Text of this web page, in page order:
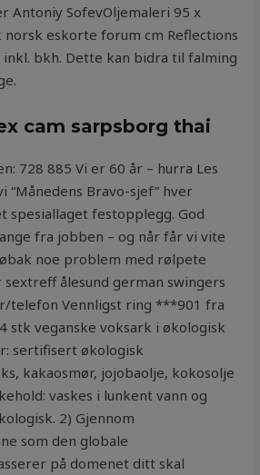
Antoniy SofevOljemaleri 95 x
norsk eskorte forum cm Reflections
inkl. bkh. Dette kan bidra til falming
cam sarpsborg thai
728 885 Vi er 60 år – hurra Les
“Månedens Bravo-sjef” hver
spesiallaget festopplegg. God
fra jobben – og når får vi vite
noe problem med rølpete
ålesund german swingers
telefon Vennligst ring ***901 fra
stk veganske voksark i økologisk
sertifisert økologisk
kakaosmør, jojobaolje, kokosolje
vaskes i lunkent vann og
2) Gjennom
som den globale
på domenet ditt skal